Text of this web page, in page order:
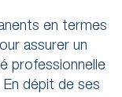
en termes
assurer un
professionnelle
dépit de ses